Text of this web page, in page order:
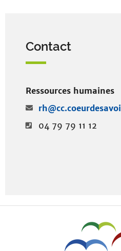
Contact
Ressources humaines
04 79 79 11 12